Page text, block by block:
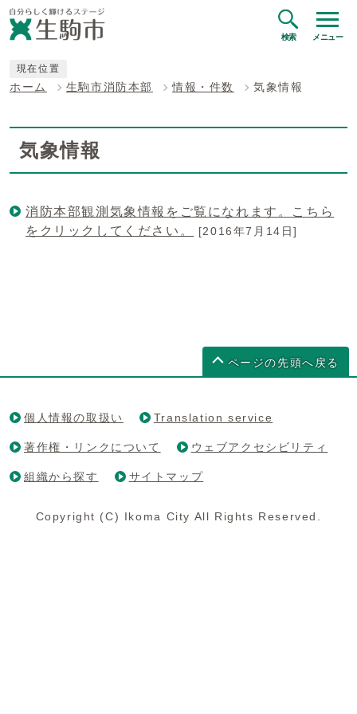
検索 メニュー
現在位置
ホーム 生駒市消防本部 情報・件数 気象情報
気象情報
消防本部観測気象情報をご覧になれます。こちら
をクリックしてください。
[2016年7月14日]
ページの先頭へ戻る
個人情報の取扱い Translation service
著作権・リンクについて ウェブアクセシビリティ
組織から探す サイトマップ
Copyright (C) Ikoma City All Rights Reserved.